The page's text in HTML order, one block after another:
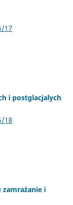
17
i postglacjalych
18
i